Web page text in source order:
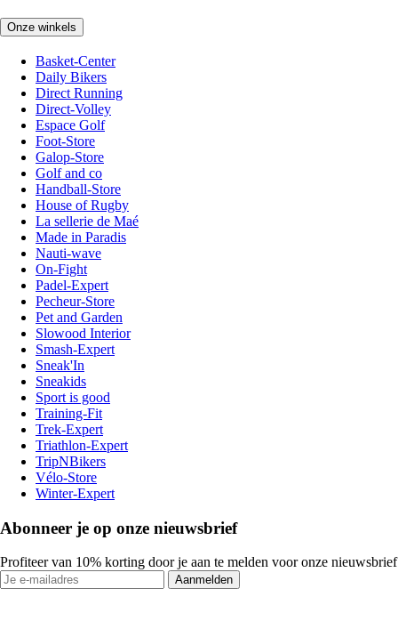
Onze winkels
Basket-Center
Daily Bikers
Direct Running
Direct-Volley
Espace Golf
Foot-Store
Galop-Store
Golf and co
Handball-Store
House of Rugby
La sellerie de Maé
Made in Paradis
Nauti-wave
On-Fight
Padel-Expert
Pecheur-Store
Pet and Garden
Slowood Interior
Smash-Expert
Sneak'In
Sneakids
Sport is good
Training-Fit
Trek-Expert
Triathlon-Expert
TripNBikers
Vélo-Store
Winter-Expert
Abonneer je op onze nieuwsbrief
Profiteer van 10% korting door je aan te melden voor onze nieuwsbrief
Aanmelden